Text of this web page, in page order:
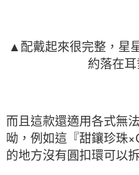
▲配戴起來很完整，星
約落在耳
而且這款還適用各式無
呦，例如這『甜鑲珍珠
的地方沒有圓扣環可以